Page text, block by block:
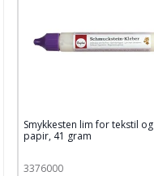
Maling & Tusj
Sjablong & Tilbehør
Smykkesten lim for tekstil og
papir, 41 gram
3376000